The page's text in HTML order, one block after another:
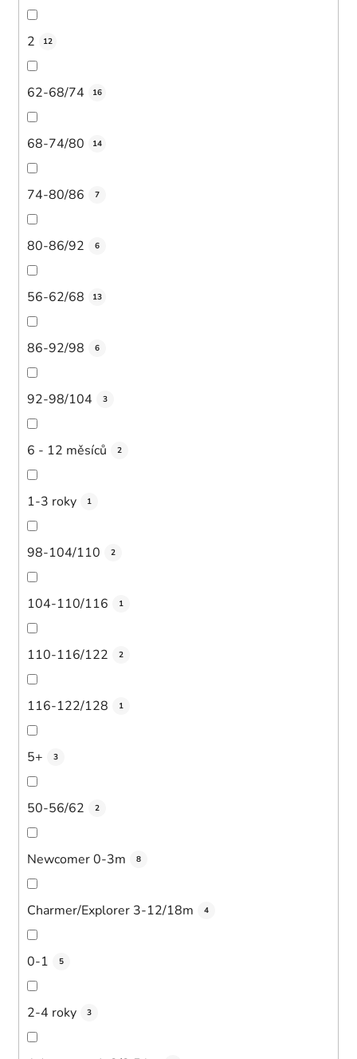
2 12
62-68/74 16
68-74/80 14
74-80/86 7
80-86/92 6
56-62/68 13
86-92/98 6
92-98/104 3
6 - 12 měsíců 2
1-3 roky 1
98-104/110 2
104-110/116 1
110-116/122 2
116-122/128 1
5+ 3
50-56/62 2
Newcomer 0-3m 8
Charmer/Explorer 3-12/18m 4
0-1 5
2-4 roky 3